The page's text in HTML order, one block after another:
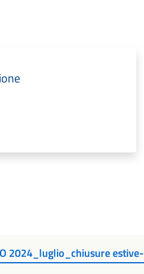
2024_luglio_chiusure estive-